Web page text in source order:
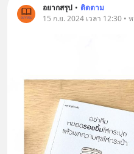
อยากสรุป • ติดตาม
15 ก.ย. 2024 เวลา 12:30 •